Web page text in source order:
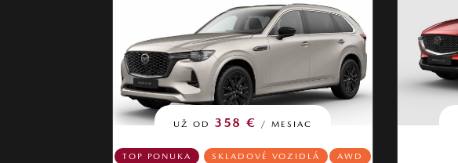
UŽ OD 358 € / MESIAC
TOP PONUKA SKLADOVÉ VOZIDLÁ AWD